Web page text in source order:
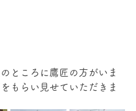
ところに鷹匠の方がいま
もらい見せていただきま